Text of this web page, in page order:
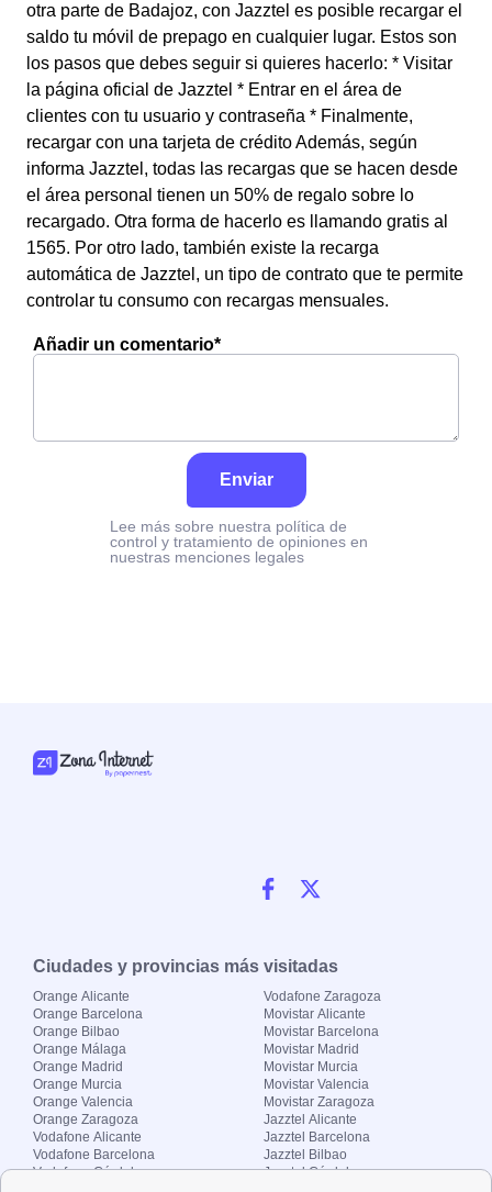
otra parte de Badajoz, con Jazztel es posible recargar el
saldo tu móvil de prepago en cualquier lugar. Estos son
los pasos que debes seguir si quieres hacerlo: * Visitar
la página oficial de Jazztel * Entrar en el área de
clientes con tu usuario y contraseña * Finalmente,
recargar con una tarjeta de crédito Además, según
informa Jazztel, todas las recargas que se hacen desde
el área personal tienen un 50% de regalo sobre lo
recargado. Otra forma de hacerlo es llamando gratis al
1565. Por otro lado, también existe la recarga
automática de Jazztel, un tipo de contrato que te permite
controlar tu consumo con recargas mensuales.
Añadir un comentario*
Enviar
Lee más sobre nuestra política de
control y tratamiento de opiniones en
nuestras menciones legales
Ciudades y provincias más visitadas
Orange Alicante
Orange Barcelona
Orange Bilbao
Orange Málaga
Orange Madrid
Orange Murcia
Orange Valencia
Orange Zaragoza
Vodafone Alicante
Vodafone Barcelona
Vodafone Córdoba
Vodafone Zaragoza
Movistar Alicante
Movistar Barcelona
Movistar Madrid
Movistar Murcia
Movistar Valencia
Movistar Zaragoza
Jazztel Alicante
Jazztel Barcelona
Jazztel Bilbao
Jazztel Córdoba